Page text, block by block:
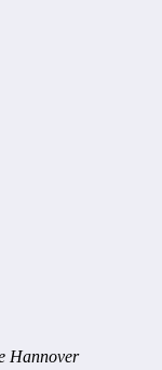
Hannover